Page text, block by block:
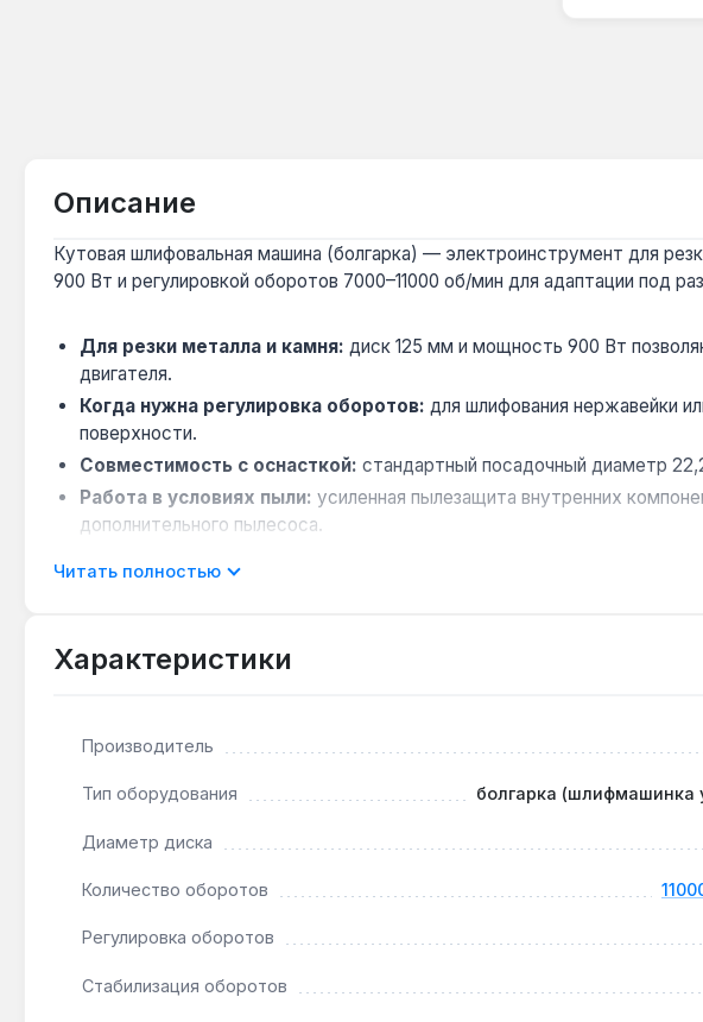
Описание
Кутовая шлифовальная машина (болгарка) — электроинструмент для
900 Вт и регулировкой оборотов 7000–11000 об/мин для адаптации под
Для резки металла и камня: диск 125 мм и мощность 900 Вт
двигателя.
Когда нужна регулировка оборотов: для шлифования нержавейки
поверхности.
Совместимость с оснасткой: стандартный посадочный диаметр
Работа в условиях пыли: усиленная пылезащита внутренних
дополнительного пылесоса.
удлинителя.
Инструмент подходит для профессионального использования в
покраской. Производство — Латвия. Гарантия 5 лет, доставка по Украине.
Подходит ли для резки толстого металла?
Да — мощность 900 Вт и диск 125 мм обеспечивают резку стального
При интенсивной ежедневной работе (более 4 часов) — каждые 6–12
Читать полностью
Характеристики
Производитель
Тип оборудования болгарка (шлифмашинка
Диаметр диска
Количество оборотов
Регулировка оборотов
Стабилизация оборотов